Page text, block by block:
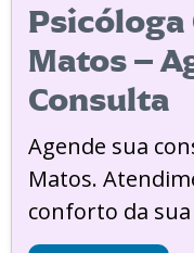
Psicóloga
Matos –
Consulta
Agende sua
Matos.
conforto da sua